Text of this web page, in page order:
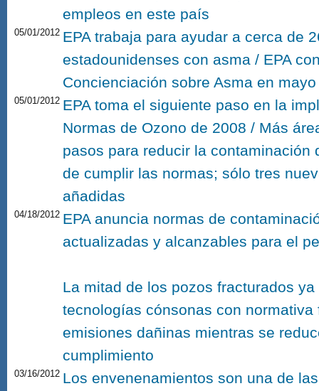
empleos en este país
05/01/2012 EPA trabaja para ayudar a cerca de
estadounidenses con asma / EPA
Concienciación sobre Asma en mayo
05/01/2012 EPA toma el siguiente paso en la
Normas de Ozono de 2008 / Más
pasos para reducir la contaminación
de cumplir las normas; sólo tres
añadidas
04/18/2012 EPA anuncia normas de
actualizadas y alcanzables para el
La mitad de los pozos fracturados
tecnologías cónsonas con normativa
emisiones dañinas mientras se
cumplimiento
03/16/2012 Los envenenamientos son una de